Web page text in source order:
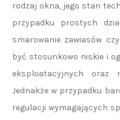
rodzaj okna, jego stan
przypadku prostych
smarowanie zawiasów
być stosunkowo niskie i
eksploatacyjnych oraz
Jednakże w przypadku
regulacji wymagających